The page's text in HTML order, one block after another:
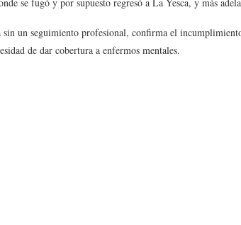
sin un seguimiento profesional, confirma el
de dar cobertura a enfermos mentales.